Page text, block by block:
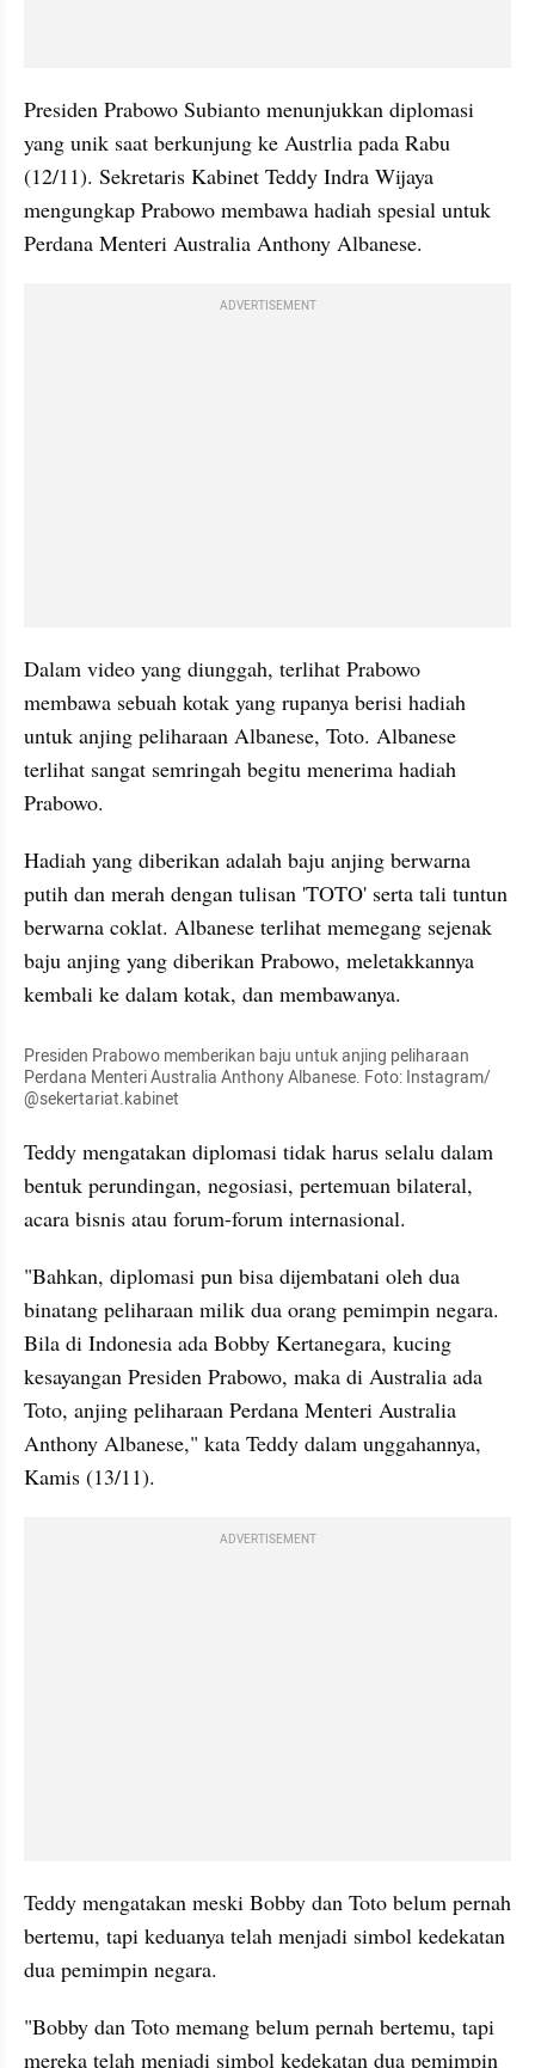
Presiden Prabowo Subianto menunjukkan diplomasi
yang unik saat berkunjung ke Austrlia pada Rabu
(12/11). Sekretaris Kabinet Teddy Indra Wijaya
mengungkap Prabowo membawa hadiah spesial untuk
Perdana Menteri Australia Anthony Albanese.
ADVERTISEMENT
Dalam video yang diunggah, terlihat Prabowo
membawa sebuah kotak yang rupanya berisi hadiah
untuk anjing peliharaan Albanese, Toto. Albanese
terlihat sangat semringah begitu menerima hadiah
Prabowo.
Hadiah yang diberikan adalah baju anjing berwarna
putih dan merah dengan tulisan 'TOTO' serta tali tuntun
berwarna coklat. Albanese terlihat memegang sejenak
baju anjing yang diberikan Prabowo, meletakkannya
kembali ke dalam kotak, dan membawanya.
Presiden Prabowo memberikan baju untuk anjing peliharaan
Perdana Menteri Australia Anthony Albanese. Foto: Instagram/
@sekertariat.kabinet
Teddy mengatakan diplomasi tidak harus selalu dalam
bentuk perundingan, negosiasi, pertemuan bilateral,
acara bisnis atau forum-forum internasional.
"Bahkan, diplomasi pun bisa dijembatani oleh dua
binatang peliharaan milik dua orang pemimpin negara.
Bila di Indonesia ada Bobby Kertanegara, kucing
kesayangan Presiden Prabowo, maka di Australia ada
Toto, anjing peliharaan Perdana Menteri Australia
Anthony Albanese," kata Teddy dalam unggahannya,
Kamis (13/11).
ADVERTISEMENT
Teddy mengatakan meski Bobby dan Toto belum pernah
bertemu, tapi keduanya telah menjadi simbol kedekatan
dua pemimpin negara.
"Bobby dan Toto memang belum pernah bertemu, tapi
mereka telah menjadi simbol kedekatan dua pemimpin